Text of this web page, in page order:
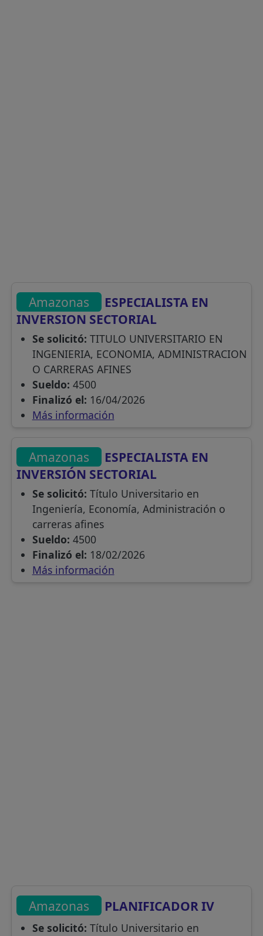
Amazonas
ESPECIALISTA EN
INVERSION SECTORIAL
Se solicitó: TITULO UNIVERSITARIO EN
INGENIERIA, ECONOMIA, ADMINISTRACION
O CARRERAS AFINES
Sueldo: 4500
Finalizó el: 16/04/2026
Más información
Amazonas
ESPECIALISTA EN
INVERSIÓN SECTORIAL
Se solicitó: Título Universitario en
Ingeniería, Economía, Administración o
carreras afines
Sueldo: 4500
Finalizó el: 18/02/2026
Más información
Amazonas PLANIFICADOR IV
Se solicitó: Título Universitario en